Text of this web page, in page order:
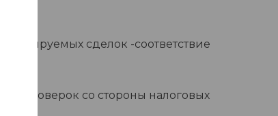
сделок -соответствие
проверок со стороны налоговых